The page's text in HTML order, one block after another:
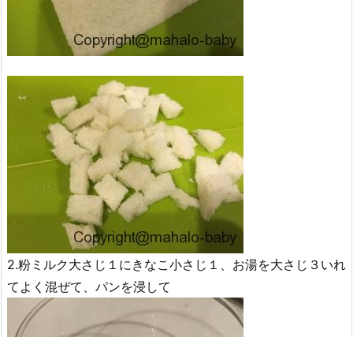
2.粉ミルク大さじ１にきなこ小さじ１、お湯を大さじ３いれ
てよく混ぜて、パンを浸して